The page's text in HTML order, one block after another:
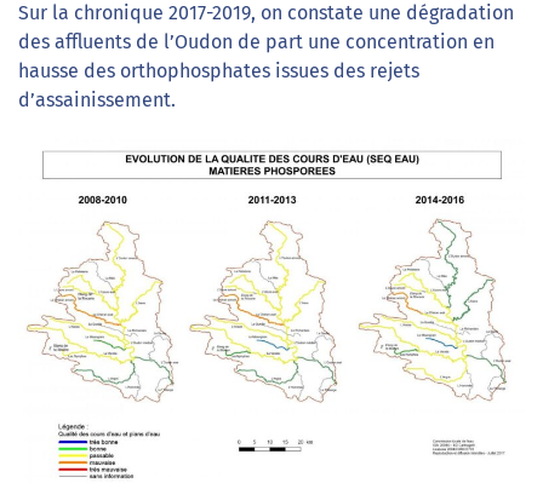
Sur la chronique 2017-2019, on constate une dégradation
des affluents de l’Oudon de part une concentration en
hausse des orthophosphates issues des rejets
d’assainissement.